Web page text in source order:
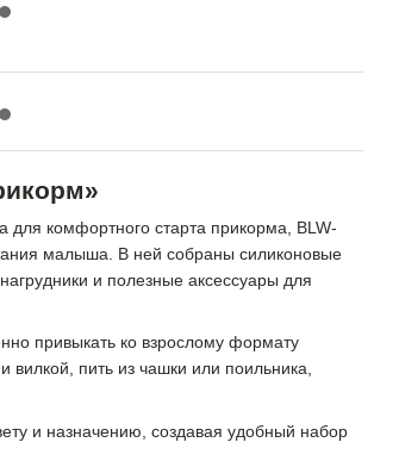
для комфортного старта прикорма, BLW-
малыша. В ней собраны силиконовые
и полезные аксессуары для
привыкать ко взрослому формату
вилкой, пить из чашки или поильника,
и назначению, создавая удобный набор